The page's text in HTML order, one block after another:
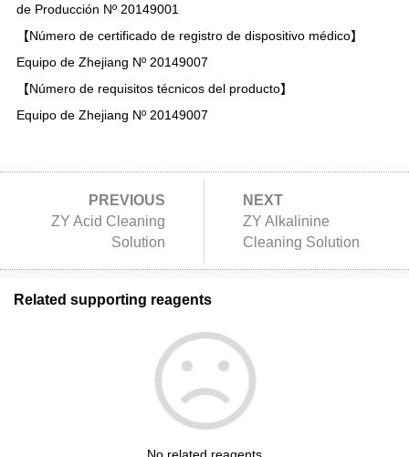
de Producción Nº 20149001
【Número de certificado de registro de dispositivo médico】
Equipo de Zhejiang Nº 20149007
【Número de requisitos técnicos del producto】
Equipo de Zhejiang Nº 20149007
PREVIOUS
ZY Acid Cleaning
Solution
NEXT
ZY Alkalinine
Cleaning Solution
Related supporting reagents